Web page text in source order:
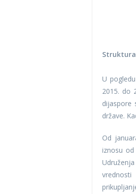
U
2015. do
dijaspore
države.
Od
iznosu